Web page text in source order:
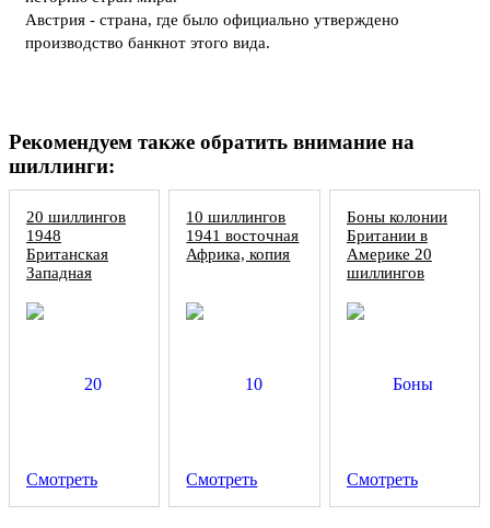
Австрия - страна, где было официально утверждено
производство банкнот этого вида.
Рекомендуем также обратить внимание на
шиллинги:
20 шиллингов
1948
Британская
Западная
Смотреть
10 шиллингов
1941 восточная
Африка, копия
Смотреть
Боны колонии
Британии в
Америке 20
шиллингов
сцепки
Смотреть